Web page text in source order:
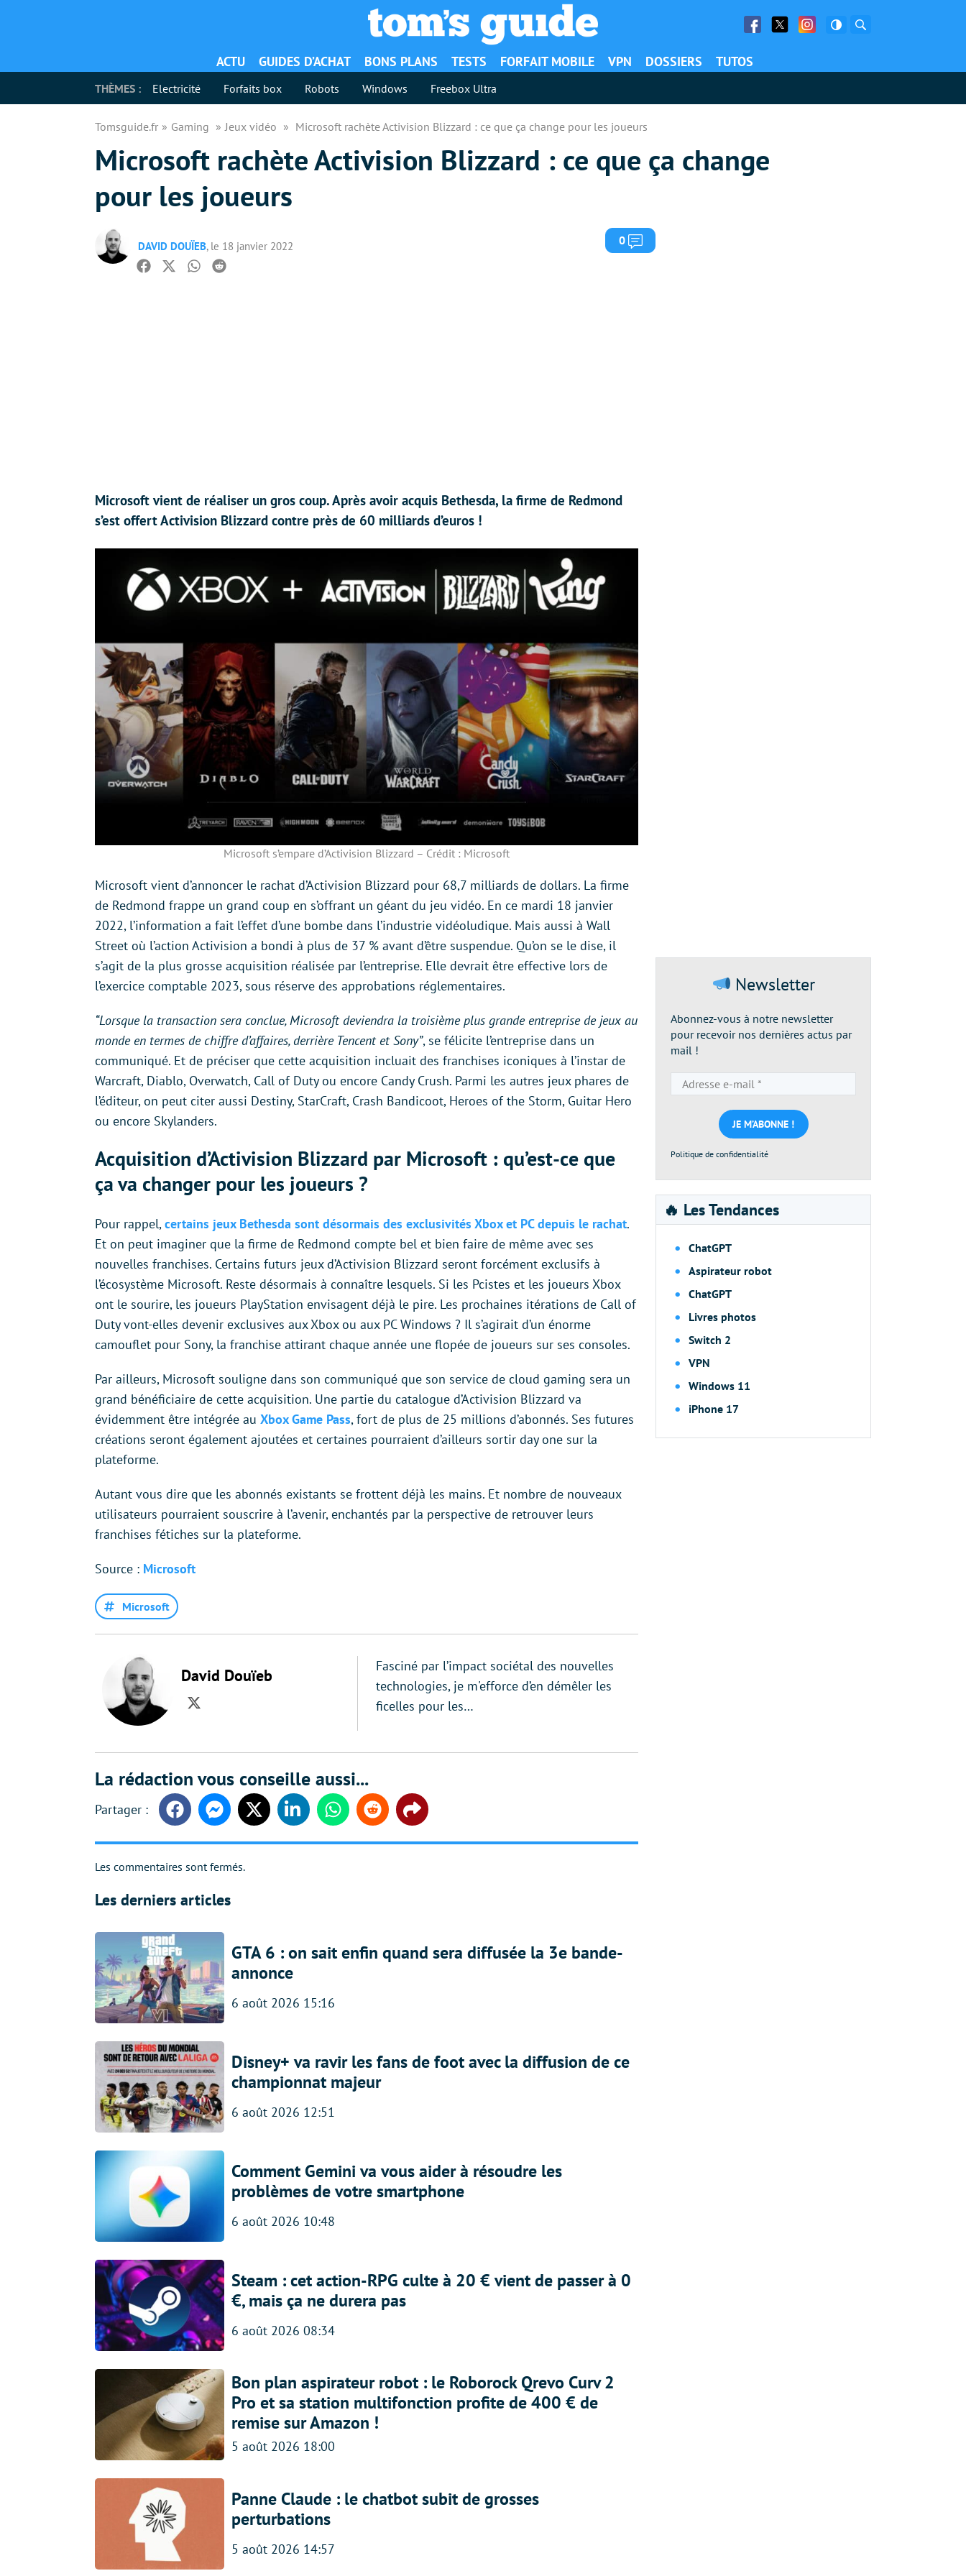
Facebook
Twitter Facebook
ACTU GUIDES D’ACHAT BONS PLANS TESTS FORFAIT MOBILE VPN DOSSIERS TUTOS
THÈMES : Electricité Forfaits box Robots Windows Freebox Ultra
Tomsguide.fr Gaming Jeux vidéo Microsoft rachète Activision Blizzard : ce que ça change pour les joueurs
Microsoft rachète Activision Blizzard : ce que ça change
pour les joueurs
DAVID DOUÏEB, le 18 janvier 2022 0 Commentaires
Facebook
TwitterWhatsapp
Reddit
Microsoft vient de réaliser un gros coup. Après avoir acquis Bethesda, la firme de Redmond
s’est offert Activision Blizzard contre près de 60 milliards d’euros !
Microsoft s’empare d’Activision Blizzard – Crédit : Microsoft
Microsoft vient d’annoncer le rachat d’Activision Blizzard pour 68,7 milliards de dollars. La firme
de Redmond frappe un grand coup en s’offrant un géant du jeu vidéo. En ce mardi 18 janvier
2022, l’information a fait l’effet d’une bombe dans l’industrie vidéoludique. Mais aussi à Wall
Street où l’action Activision a bondi à plus de 37 % avant d’être suspendue. Qu’on se le dise, il
s’agit de la plus grosse acquisition réalisée par l’entreprise. Elle devrait être effective lors de
l’exercice comptable 2023, sous réserve des approbations réglementaires.
“Lorsque la transaction sera conclue, Microsoft deviendra la troisième plus grande entreprise de jeux au
monde en termes de chiffre d’affaires, derrière Tencent et Sony”, se félicite l’entreprise dans un
communiqué. Et de préciser que cette acquisition incluait des franchises iconiques à l’instar de
Warcraft, Diablo, Overwatch, Call of Duty ou encore Candy Crush. Parmi les autres jeux phares de
l’éditeur, on peut citer aussi Destiny, StarCraft, Crash Bandicoot, Heroes of the Storm, Guitar Hero
ou encore Skylanders.
Acquisition d’Activision Blizzard par Microsoft : qu’est-ce que
ça va changer pour les joueurs ?
Pour rappel,certains jeux Bethesda sont désormais des exclusivités Xbox et PC depuis le rachat.
Et on peut imaginer que la firme de Redmond compte bel et bien faire de même avec ses
nouvelles franchises. Certains futurs jeux d’Activision Blizzard seront forcément exclusifs à
l’écosystème Microsoft. Reste désormais à connaître lesquels. Si les Pcistes et les joueurs Xbox
ont le sourire, les joueurs PlayStation envisagent déjà le pire. Les prochaines itérations de Call of
Duty vont-elles devenir exclusives aux Xbox ou aux PC Windows ? Il s’agirait d’un énorme
camouflet pour Sony, la franchise attirant chaque année une flopée de joueurs sur ses consoles.
Par ailleurs, Microsoft souligne dans son communiqué que son service de cloud gaming sera un
grand bénéficiaire de cette acquisition. Une partie du catalogue d’Activision Blizzard va
évidemment être intégrée au Xbox Game Pass, fort de plus de 25 millions d’abonnés. Ses futures
créations seront également ajoutées et certaines pourraient d’ailleurs sortir day one sur la
plateforme.
Autant vous dire que les abonnés existants se frottent déjà les mains. Et nombre de nouveaux
utilisateurs pourraient souscrire à l’avenir, enchantés par la perspective de retrouver leurs
franchises fétiches sur la plateforme.
Source : Microsoft
Microsoft
David Douïeb
Twitter
Fasciné par l’impact sociétal des nouvelles
technologies, je m'efforce d’en démêler les
ficelles pour les…
La rédaction vous conseille aussi...
FacebookMessengerTwitter LinkedinWhatsappReddit Share
Les commentaires sont fermés.
Les derniers articles
GTA 6 : on sait enfin quand sera diffusée la 3e bande-
annonce
6 août 2026 15:16
Disney+ va ravir les fans de foot avec la diffusion de ce
championnat majeur
6 août 2026 12:51
Comment Gemini va vous aider à résoudre les
problèmes de votre smartphone
6 août 2026 10:48
Steam : cet action-RPG culte à 20 € vient de passer à 0
€, mais ça ne durera pas
6 août 2026 08:34
Bon plan aspirateur robot : le Roborock Qrevo Curv 2
Pro et sa station multifonction profite de 400 € de
remise sur Amazon !
5 août 2026 18:00
Panne Claude : le chatbot subit de grosses
perturbations
5 août 2026 14:57
Newsletter
Abonnez-vous à notre newsletter
pour recevoir nos dernières actus par
mail !
e-
mail
*
Politique de confidentialité
🔥 Les Tendances
ChatGPT
Aspirateur robot
ChatGPT
Livres photos
Switch 2
VPN
Windows 11
iPhone 17